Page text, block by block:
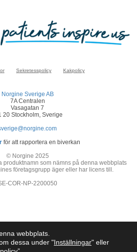
Sekretesspolicy Kakpolicy
Norgine Sverige AB
7A Centralen
Vasagatan 7
20 Stockholm, Sverige
för att rapportera en biverkan
© Norgine 2025
produktnamn som nämns på denna webbplats
företagsgrupp äger eller har licens till.
COR-NP-2200050
webbplats.
dessa under "Inställningar" eller